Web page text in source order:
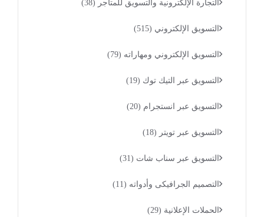
التجارة الإلكترونية والتسويق للمتاجر (38)
التسويق الإلكتروني (515)
التسويق الإلكتروني ومهاراته (79)
التسويق عبر التيك توك (19)
التسويق عبر انستجرام (20)
التسويق عبر تويتر (18)
التسويق عبر سناب شات (31)
التصميم الجرافيكى وأدواته (11)
الحملات الإعلانية (29)